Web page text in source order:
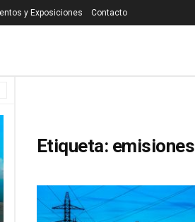
y Exposiciones Contacto
Etiqueta: emisiones